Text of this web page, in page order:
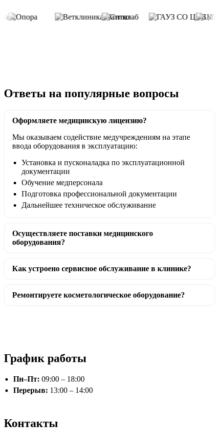
Ответы на популярные вопросы
Оформляете медицинскую лицензию?
Мы оказываем содействие медучреждениям на этапе
ввода оборудования в эксплуатацию:
Установка и пусконаладка по эксплуатационной
документации
Обучение медперсонала
Подготовка профессиональной документации
Дальнейшее техническое обслуживание
Осуществляете поставки медицинского
оборудования?
Как устроено сервисное обслуживание в клинике?
Ремонтируете косметологическое оборудование?
График работы
Пн–Пт: 09:00 – 18:00
Перерыв: 13:00 – 14:00
Контакты